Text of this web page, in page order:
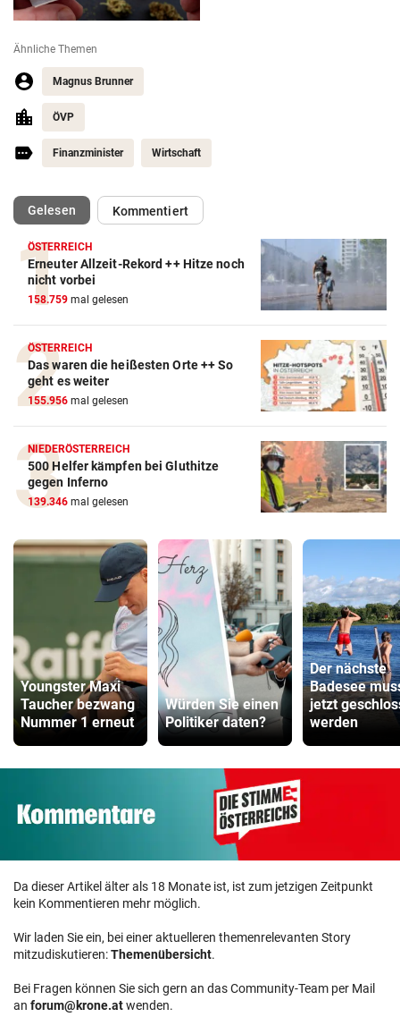
Ähnliche Themen
Magnus Brunner
ÖVP
Finanzminister Wirtschaft
Gelesen(ausgewählt)Kommentiert
ÖSTERREICH
Erneuter Allzeit-Rekord ++ Hitze noch
nicht vorbei
158.759 mal gelesen
ÖSTERREICH
Das waren die heißesten Orte ++ So
geht es weiter
155.956 mal gelesen
NIEDERÖSTERREICH
500 Helfer kämpfen bei Gluthitze
gegen Inferno
139.346 mal gelesen
Youngster Maxi
Taucher bezwang
Nummer 1 erneut
Würden Sie einen
Politiker daten?
Der nächste
Badesee
jetzt
werden
Da dieser Artikel älter als 18 Monate ist, ist zum jetzigen Zeitpunkt
kein Kommentieren mehr möglich.
Wir laden Sie ein, bei einer aktuelleren themenrelevanten Story
mitzudiskutieren:Themenübersicht.
Bei Fragen können Sie sich gern an das Community-Team per Mail
an forum@krone.atwenden.